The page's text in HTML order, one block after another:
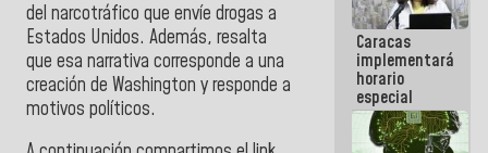
del narcotráfico que envíe drogas a
Estados Unidos. Además, resalta
que esa narrativa corresponde a una
creación de Washington y responde a
motivos políticos.
operaciones
en el
Aeropuerto
Internacional
de
Maiquetía
Caracas
implementará
horario
especial
para
adaptarse